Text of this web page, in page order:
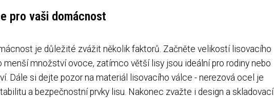
pro vaši domácnost
je důležité zvážit několik faktorů. Začněte velikostí lisovacího
množství ovoce, zatímco větší lisy jsou ideální pro rodiny nebo
Dále si dejte pozor na materiál lisovacího válce - nerezová ocel je
a bezpečnostní prvky lisu. Nakonec zvažte i design a skladovací